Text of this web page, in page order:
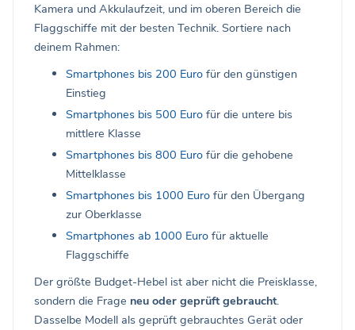
Kamera und Akkulaufzeit, und im oberen Bereich die
Flaggschiffe mit der besten Technik. Sortiere nach
deinem Rahmen:
Smartphones bis 200 Euro für den günstigen
Einstieg
Smartphones bis 500 Euro für die untere bis
mittlere Klasse
Smartphones bis 800 Euro für die gehobene
Mittelklasse
Smartphones bis 1000 Euro für den Übergang
zur Oberklasse
Smartphones ab 1000 Euro für aktuelle
Flaggschiffe
Der größte Budget-Hebel ist aber nicht die Preisklasse,
sondern die Frage neu oder geprüft gebraucht.
Dasselbe Modell als geprüft gebrauchtes Gerät oder